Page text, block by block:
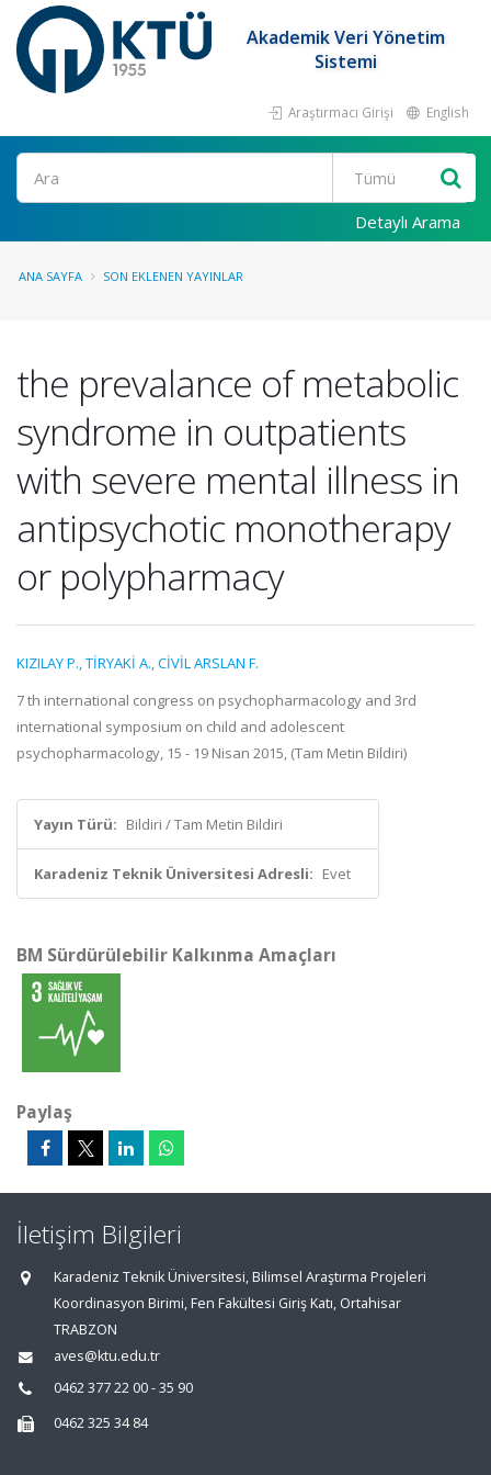
Akademik Veri Yönetim
Sistemi
Araştırmacı Girişi English
Ara
Detaylı Arama
ANA SAYFA SON EKLENEN YAYINLAR
the prevalance of metabolic
syndrome in outpatients
with severe mental illness in
antipsychotic monotherapy
or polypharmacy
KIZILAY P.,TİRYAKİ A.,CİVİL ARSLAN F.
7 th international congress on psychopharmacology and 3rd
international symposium on child and adolescent
psychopharmacology, 15 - 19 Nisan 2015, (Tam Metin Bildiri)
Yayın Türü: Bildiri / Tam Metin Bildiri
Karadeniz Teknik Üniversitesi Adresli: Evet
BM Sürdürülebilir Kalkınma Amaçları
Paylaş
İletişim Bilgileri
Karadeniz Teknik Üniversitesi, Bilimsel Araştırma Projeleri
Koordinasyon Birimi, Fen Fakültesi Giriş Katı, Ortahisar
TRABZON
aves@ktu.edu.tr
0462 377 22 00 - 35 90
0462 325 34 84